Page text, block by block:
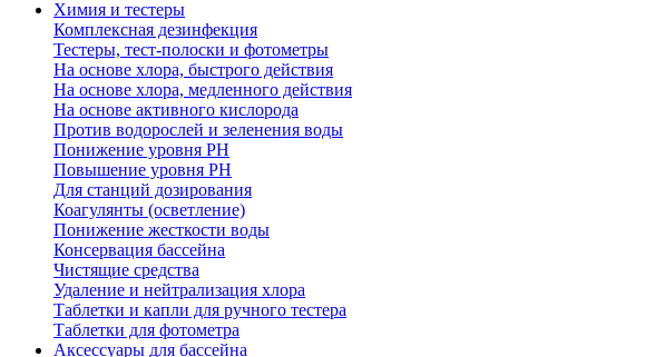
Химия и тестеры
Комплексная дезинфекция
Тестеры, тест-полоски и фотометры
На основе хлора, быстрого действия
На основе хлора, медленного действия
На основе активного кислорода
Против водорослей и зеленения воды
Понижение уровня РН
Повышение уровня РН
Для станций дозирования
Коагулянты (осветление)
Понижение жесткости воды
Консервация бассейна
Чистящие средства
Удаление и нейтрализация хлора
Таблетки и капли для ручного тестера
Таблетки для фотометра
Аксессуары для бассейна